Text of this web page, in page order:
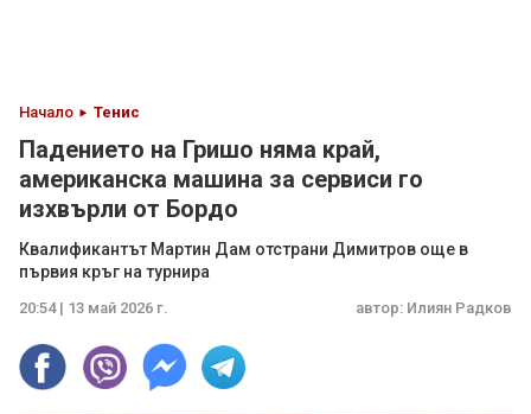
Начало Тенис
Падението на Гришо няма край,
американска машина за сервиси го
изхвърли от Бордо
Квалификантът Мартин Дам отстрани Димитров още в
първия кръг на турнира
20:54 | 13 май 2026 г. автор: Илиян Радков